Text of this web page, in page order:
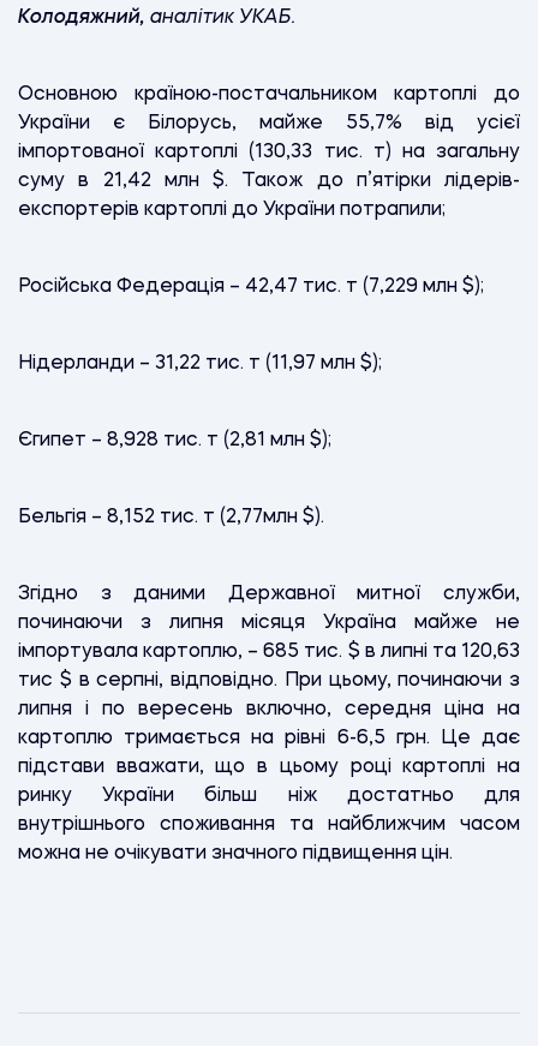
Колодяжний, аналітик УКАБ.
Основною країною-постачальником картоплі до
України є Білорусь, майже 55,7% від усієї
імпортованої картоплі (130,33 тис. т) на загальну
суму в 21,42 млн $. Також до п’ятірки лідерів-
експортерів картоплі до України потрапили;
Російська Федерація – 42,47 тис. т (7,229 млн $);
Нідерланди – 31,22 тис. т (11,97 млн $);
Єгипет – 8,928 тис. т (2,81 млн $);
Бельгія – 8,152 тис. т (2,77млн $).
Згідно з даними Державної митної служби,
починаючи з липня місяця Україна майже не
імпортувала картоплю, – 685 тис. $ в липні та 120,63
тис $ в серпні, відповідно. При цьому, починаючи з
липня і по вересень включно, середня ціна на
картоплю тримається на рівні 6-6,5 грн. Це дає
підстави вважати, що в цьому році картоплі на
ринку України більш ніж достатньо для
внутрішнього споживання та найближчим часом
можна не очікувати значного підвищення цін.